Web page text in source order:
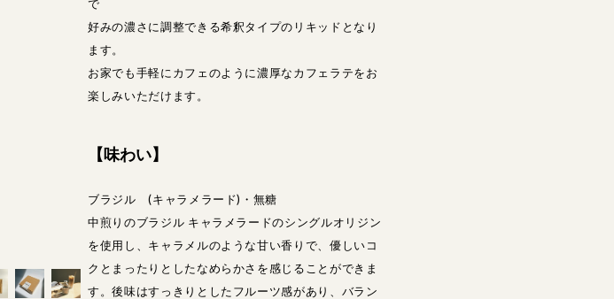
で
好みの濃さに調整できる希釈タイプのリキッドとなり
ます。
お家でも手軽にカフェのように濃厚なカフェラテをお
楽しみいただけます。
【味わい】
ブラジル (キャラメラード)・無糖
中煎りのブラジル キャラメラードのシングルオリジン
を使用し、キャラメルのような甘い香りで、優しいコ
クとまったりとしたなめらかさを感じることができま
す。後味はすっきりとしたフルーツ感があり、バラン